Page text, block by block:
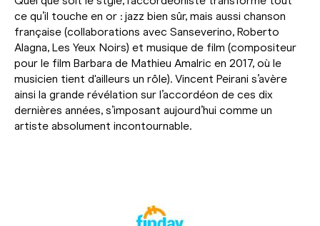
ce qu’il touche en or : jazz bien sûr, mais aussi chanson
française (collaborations avec Sanseverino, Roberto
Alagna, Les Yeux Noirs) et musique de film (compositeur
pour le film Barbara de Mathieu Amalric en 2017, où le
musicien tient d'ailleurs un rôle). Vincent Peirani s’avère
ainsi la grande révélation sur l’accordéon de ces dix
dernières années, s’imposant aujourd’hui comme un
artiste absolument incontournable.